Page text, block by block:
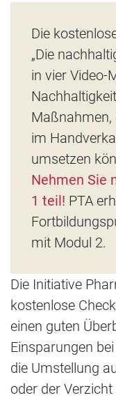
Die
„Die
in vier Video-
Maßnahmen,
im
umsetzen
Nehmen Sie
1 teil! PTA
mit Modul 2.
Die Initiative
kostenlose
einen guten
Einsparungen
die Umstellung
oder der